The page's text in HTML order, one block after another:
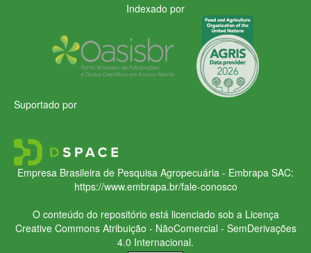
Indexado por
Suportado por
Empresa Brasileira de Pesquisa Agropecuária - Embrapa SAC:
https://www.embrapa.br/fale-conosco
O conteúdo do repositório está licenciado sob a Licença
Creative CommonsAtribuição - NãoComercial - SemDerivações
4.0 Internacional.